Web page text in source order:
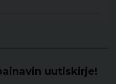
uutiskirje!